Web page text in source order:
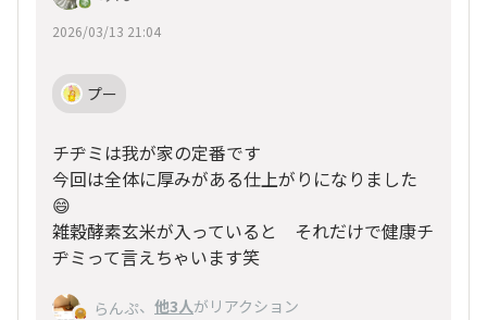
2026/03/13 21:04
プー
チヂミは我が家の定番です
今回は全体に厚みがある仕上がりになりました
😄
雑穀酵素玄米が入っていると それだけで健康チ
ヂミって言えちゃいます笑
らんぷ、 他3人がリアクション